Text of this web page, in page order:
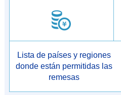
Lista de países y regiones
donde están permitidas las
remesas